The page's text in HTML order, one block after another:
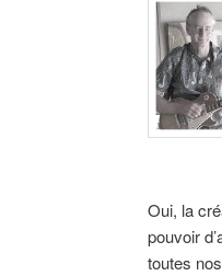
Oui, la
pouvoir
toutes